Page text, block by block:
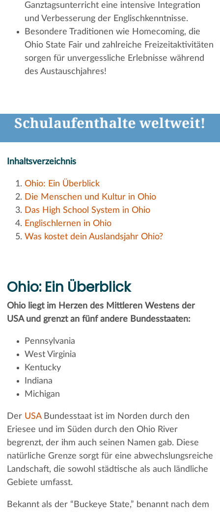
Ganztagsunterricht eine intensive Integration
und Verbesserung der Englischkenntnisse.
Besondere Traditionen wie Homecoming, die
Ohio State Fair und zahlreiche Freizeitaktivitäten
sorgen für unvergessliche Erlebnisse während
des Austauschjahres!
Inhaltsverzeichnis
Ohio: Ein Überblick
Die Menschen und Kultur in Ohio
Das High School System in Ohio
Englischlernen in Ohio
Was kostet dein Auslandsjahr Ohio?
Ohio: Ein Überblick
Ohio liegt im Herzen des Mittleren Westens der
USA und grenzt an fünf andere Bundesstaaten:
Pennsylvania
West Virginia
Kentucky
Indiana
Michigan
Der USABundesstaat ist im Norden durch den
Eriesee und im Süden durch den Ohio River
begrenzt, der ihm auch seinen Namen gab. Diese
natürliche Grenze sorgt für eine abwechslungsreiche
Landschaft, die sowohl städtische als auch ländliche
Gebiete umfasst.
Bekannt als der “Buckeye State,” benannt nach dem